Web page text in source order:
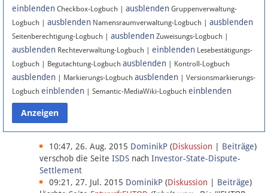
Facebook
Instagram
Anmelden
Datenschutz
Über Lobbypedia
Impressum
einblenden Checkbox-Logbuch | ausblenden Gruppenverwaltung-
Logbuch | ausblenden Namensraumverwaltung-Logbuch | ausblenden
Seitenberechtigung-Logbuch | ausblenden Zuweisungs-Logbuch |
ausblenden Rechteverwaltung-Logbuch | einblenden Lesebestätigungs-
Logbuch | Begutachtung-Logbuch ausblenden | Kontroll-Logbuch
ausblenden | Markierungs-Logbuch ausblenden | Versionsmarkierungs-
Logbuch einblenden | Semantic-MediaWiki-Logbuch einblenden
10:47, 26. Aug. 2015 DominikP (Diskussion Beiträge)
verschob die Seite ISDS nach Investor-State-Dispute-
Settlement
09:21, 27. Jul. 2015 DominikP (Diskussion Beiträge)